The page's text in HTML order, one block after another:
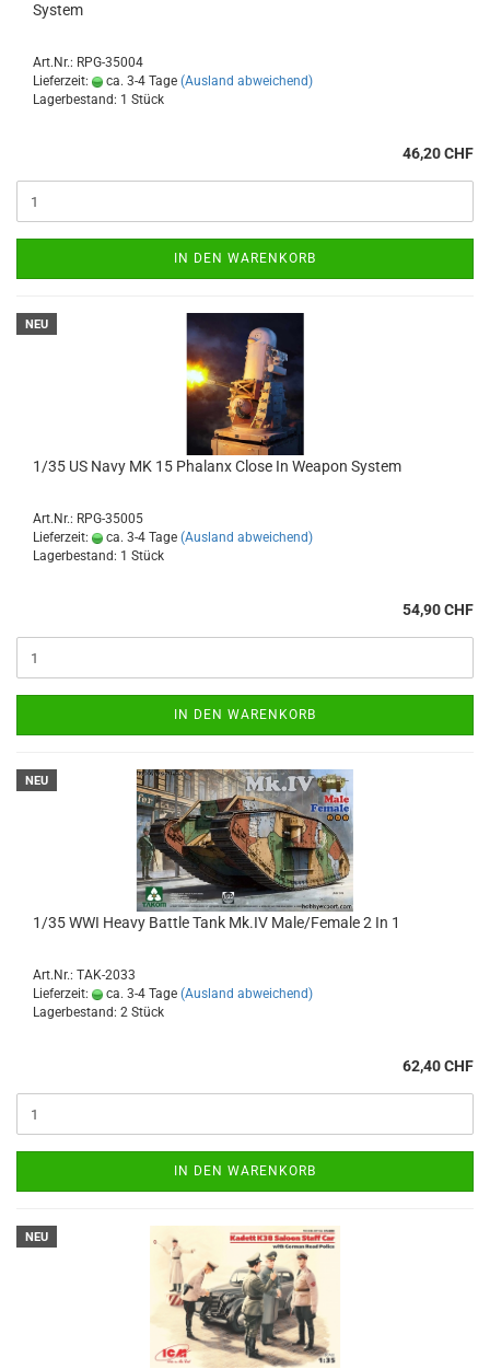
System
Art.Nr.: RPG-35004
Lieferzeit:
ca. 3-4 Tage (Ausland abweichend)
Lagerbestand: 1 Stück
46,20 CHF
IN DEN WARENKORB
NEU
1/35 US Navy MK 15 Phalanx Close In Weapon System
Art.Nr.: RPG-35005
Lieferzeit:
ca. 3-4 Tage (Ausland abweichend)
Lagerbestand: 1 Stück
54,90 CHF
IN DEN WARENKORB
NEU
1/35 WWI Heavy Battle Tank Mk.IV Male/Female 2 In 1
Art.Nr.: TAK-2033
Lieferzeit:
ca. 3-4 Tage (Ausland abweichend)
Lagerbestand: 2 Stück
62,40 CHF
IN DEN WARENKORB
NEU